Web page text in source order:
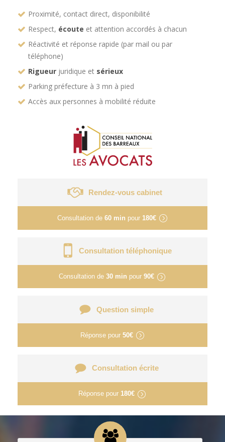
Proximité, contact direct, disponibilité
Respect, écoute et attention accordés à chacun
Réactivité et réponse rapide (par mail ou par
téléphone)
Rigueur juridique et sérieux
Parking préfecture à 3 mn à pied
Accès aux personnes à mobilité réduite
Rendez-vous cabinet
Consultation de 60 min pour 180€
Consultation téléphonique
Consultation de 30 min pour 90€
Question simple
Réponse pour 50€
Consultation écrite
Réponse pour 180€